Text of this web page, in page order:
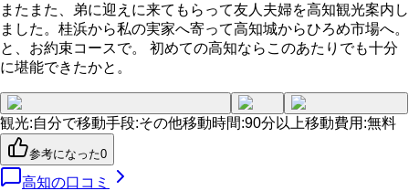
またまた、弟に迎えに来てもらって友人夫婦を高知観光案内し
ました。桂浜から私の実家へ寄って高知城からひろめ市場へ。
と、お約束コースで。 初めての高知ならこのあたりでも十分
に堪能できたかと。
観光:自分で移動手段:その他移動時間:90分以上移動費用 :無料
参考になった0
高知の口コミ